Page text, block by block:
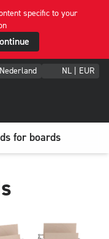
specific to your
NL | EUR
for boards